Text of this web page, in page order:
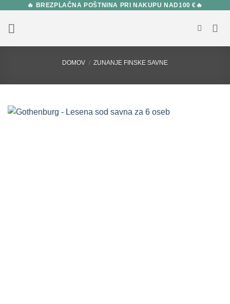
content
🔥 BREZPLAČNA POŠTNINA PRI NAKUPU NAD100 €🔥
DOMOV / ZUNANJE FINSKE SAVNE